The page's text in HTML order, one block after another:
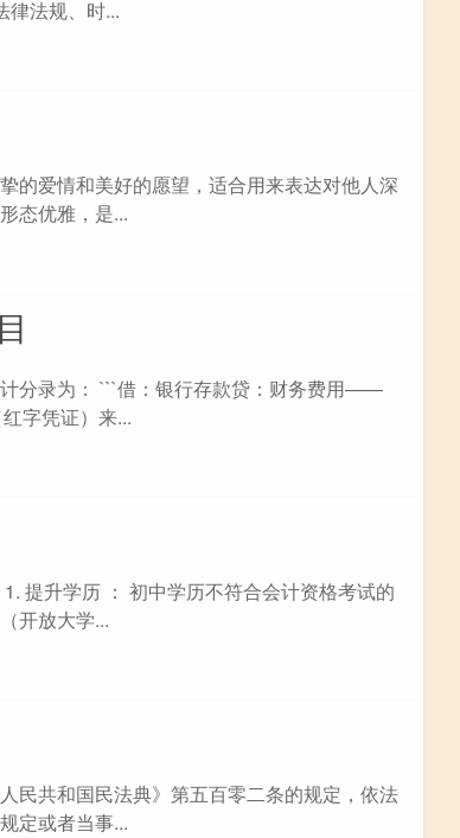
律法规、时...
的爱情和美好的愿望，适合用来表达对他人深
态优雅，是...
分录为： ```借：银行存款贷：财务费用——
字凭证）来...
提升学历 ： 初中学历不符合会计资格考试的
开放大学...
民共和国民法典》第五百零二条的规定，依法
定或者当事...